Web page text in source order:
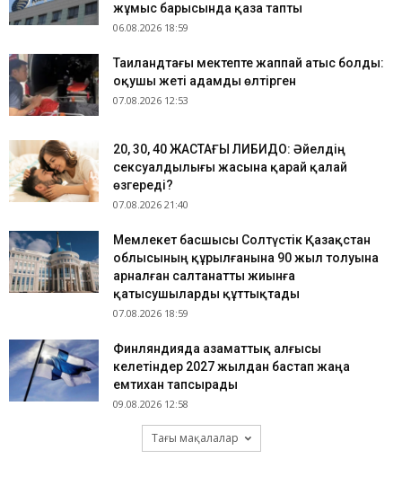
жұмыс барысында қаза тапты
06.08.2026 18:59
Таиландтағы мектепте жаппай атыс болды:
оқушы жеті адамды өлтірген
07.08.2026 12:53
​20, 30, 40 ЖАСТАҒЫ ЛИБИДО: Әйелдің
сексуалдылығы жасына қарай қалай
өзгереді?
07.08.2026 21:40
Мемлекет басшысы Солтүстік Қазақстан
облысының құрылғанына 90 жыл толуына
арналған салтанатты жиынға
қатысушыларды құттықтады
07.08.2026 18:59
Финляндияда азаматтық алғысы
келетіндер 2027 жылдан бастап жаңа
емтихан тапсырады
09.08.2026 12:58
Тағы мақалалар